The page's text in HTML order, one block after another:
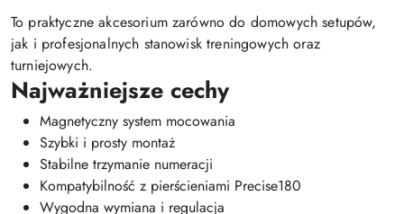
To praktyczne akcesorium zarówno do domowych setupów,
jak i profesjonalnych stanowisk treningowych oraz
turniejowych.
Najważniejsze cechy
Magnetyczny system mocowania
Szybki i prosty montaż
Stabilne trzymanie numeracji
Kompatybilność z pierścieniami Precise180
Wygodna wymiana i regulacja